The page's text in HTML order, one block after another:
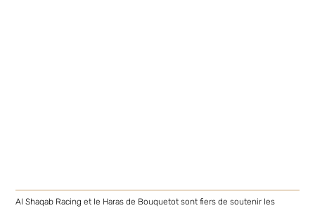
Al Shaqab Racing et le Haras de Bouquetot sont fiers de soutenir les